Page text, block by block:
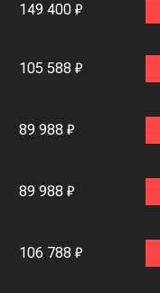
149 400 ₽
105 588 ₽
89 988 ₽
89 988 ₽
106 788 ₽